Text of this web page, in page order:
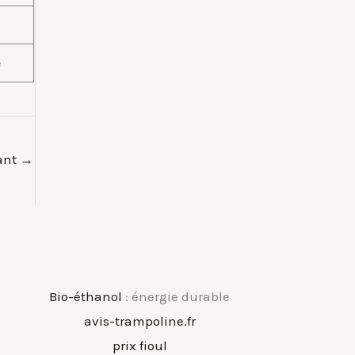
→
Bio-éthanol : énergie durable
avis-trampoline.fr
prix fioul